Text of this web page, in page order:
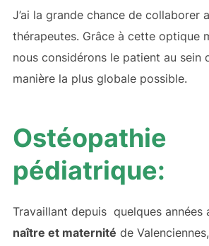
J’ai la grande chance de collaborer
thérapeutes. Grâce à cette optique
nous considérons le patient au sein
manière la plus globale possible.
Ostéopathie
pédiatrique:
Travaillant depuis quelques années
naître et maternité de